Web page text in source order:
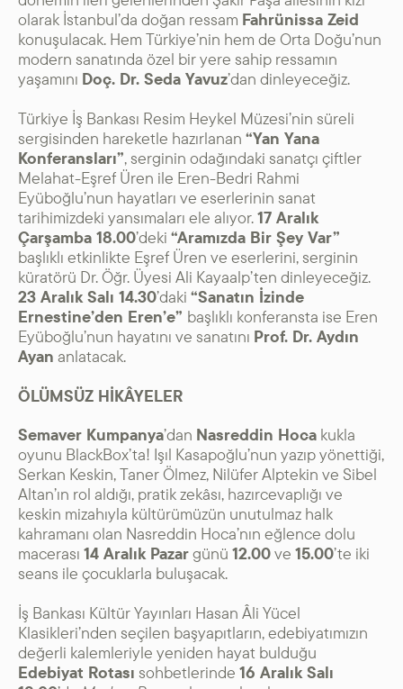
olarak İstanbul’da doğan ressam Fahrünissa Zeid
konuşulacak. Hem Türkiye’nin hem de Orta Doğu’nun
modern sanatında özel bir yere sahip ressamın
yaşamını Doç. Dr. Seda Yavuz’dan dinleyeceğiz.
Türkiye İş Bankası Resim Heykel Müzesi’nin süreli
sergisinden hareketle hazırlanan “Yan Yana
Konferansları”, serginin odağındaki sanatçı çiftler
Melahat-Eşref Üren ile Eren-Bedri Rahmi
Eyüboğlu’nun hayatları ve eserlerinin sanat
tarihimizdeki yansımaları ele alıyor.17 Aralık
Çarşamba 18.00’deki “Aramızda Bir Şey Var”
başlıklı etkinlikte Eşref Üren ve eserlerini, serginin
küratörü Dr. Öğr. Üyesi Ali Kayaalp’ten dinleyeceğiz.
23 Aralık Salı 14.30’daki “Sanatın İzinde
Ernestine’den Eren’e” başlıklı konferansta ise Eren
Eyüboğlu’nun hayatını ve sanatını Prof. Dr. Aydın
Ayan anlatacak.
ÖLÜMSÜZ HİKÂYELER
Semaver Kumpanya’dan Nasreddin Hoca kukla
oyunu BlackBox’ta! Işıl Kasapoğlu’nun yazıp yönettiği,
Serkan Keskin, Taner Ölmez, Nilüfer Alptekin ve Sibel
Altan’ın rol aldığı, pratik zekâsı, hazırcevaplığı ve
keskin mizahıyla kültürümüzün unutulmaz halk
kahramanı olan Nasreddin Hoca’nın eğlence dolu
macerası 14 Aralık Pazargünü 12.00ve 15.00’te iki
seans ile çocuklarla buluşacak.
İş Bankası Kültür Yayınları Hasan Âli Yücel
Klasikleri’nden seçilen başyapıtların, edebiyatımızın
değerli kalemleriyle yeniden hayat bulduğu
Edebiyat Rotası sohbetlerinde 16 Aralık Salı